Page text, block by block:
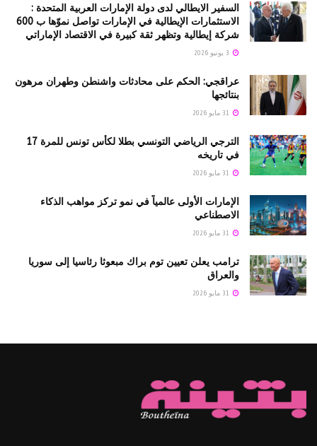
السفير الايطالي لدى دولة الإمارات العربية المتحدة :
الاستثمارات الإيطالية في الإمارات تواصل نموّها ب 600
شركة إيطالية وتظهر ثقة كبيرة في الاقتصاد الإماراتي
عراقجي: الحكم على محادثات واشنطن وطهران مرهون
بنتائجها
الترجي الرياضي التونسي بطلا لكأس تونس للمرة 17
في تاريخه
الإمارات الأولى عالمياً في نمو تركز مواهب الذكاء
الاصطناعي
ترامب يعلن تعيين توم براك مبعوثا رئاسيا إلى سوريا
والعراق